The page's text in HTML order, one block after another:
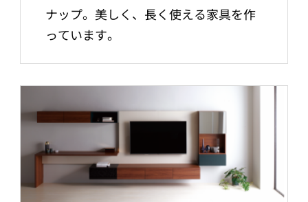
ナップ。美しく、長く使える家具を作
っています。